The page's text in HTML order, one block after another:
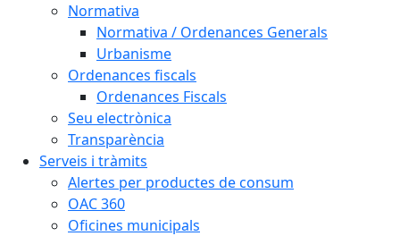
Normativa
Normativa / Ordenances Generals
Urbanisme
Ordenances fiscals
Ordenances Fiscals
Seu electrònica
Transparència
Serveis i tràmits
Alertes per productes de consum
OAC 360
Oficines municipals